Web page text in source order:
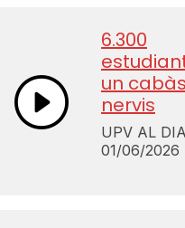
6.300
un
nervis
UPV AL DIA
01/06/2026